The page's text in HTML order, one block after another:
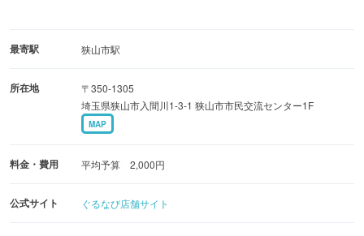
最寄駅 狭山市駅
所在地
〒350-1305
埼玉県狭山市入間川1-3-1 狭山市市民交流センター1F
MAP
料金・費用 平均予算 2,000円
公式サイト ぐるなび店舗サイト